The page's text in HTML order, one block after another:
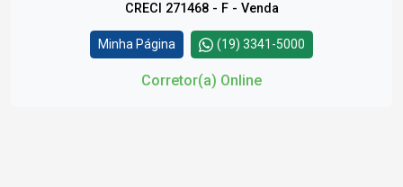
CRECI 271468 - F - Venda
Minha Página (19) 3341-5000
Corretor(a) Online